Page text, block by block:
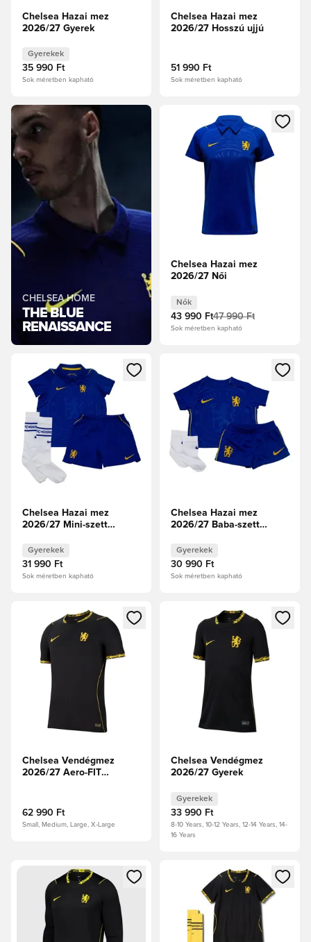
Chelsea Hazai mez
2026/27 Gyerek
Gyerekek
35 990 Ft
Sok méretben kapható
Chelsea Hazai mez
2026/27 Hosszú ujjú
51 990 Ft
Sok méretben kapható
CHELSEA HOME
THE BLUE
RENAISSANCE
Megnyit egy modált a
Chelsea Hazai mez
2026/27 Női
Nők
43 990 Ft47 990 Ft
Sok méretben kapható
Megnyit egy modált a bejelentkezéshez vagy a tagként
Chelsea Hazai mez
2026/27 Mini-szett
Gyerekek
31 990 Ft
Sok méretben kapható
Megnyit egy modált a
Chelsea Hazai mez
2026/27 Baba-szett
Gyerekek
30 990 Ft
Sok méretben kapható
Megnyit egy modált a bejelentkezéshez vagy a tagként
Chelsea Vendégmez
2026/27 Aero-FIT
62 990 Ft
Small, Medium, Large, X-Large
Megnyit egy modált a
Chelsea Vendégmez
2026/27 Gyerek
Gyerekek
33 990 Ft
8-10 Years, 10-12 Years, 12-14 Years, 14-
16 Years
Megnyit egy modált a bejelentkezéshez vagy a tagként
Megnyit egy modált a